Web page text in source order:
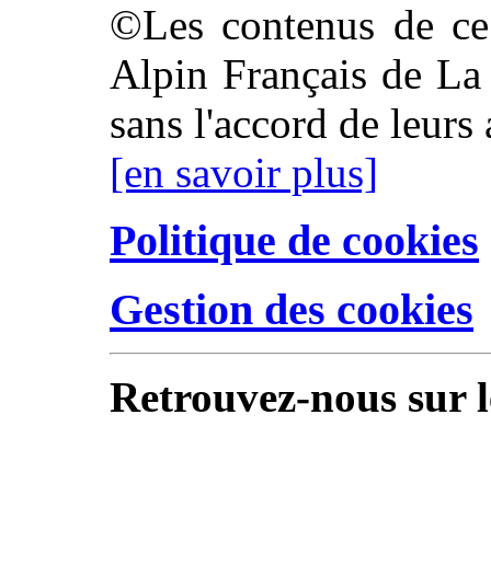
©Les contenus de
Alpin Français de
sans l'accord de leurs
[en savoir plus]
Politique de cookies
Gestion des cookies
Retrouvez-nous sur